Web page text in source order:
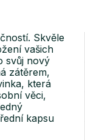
Skvěle
vašich
svůj nový
zátěrem,
která
věci,
kapsu